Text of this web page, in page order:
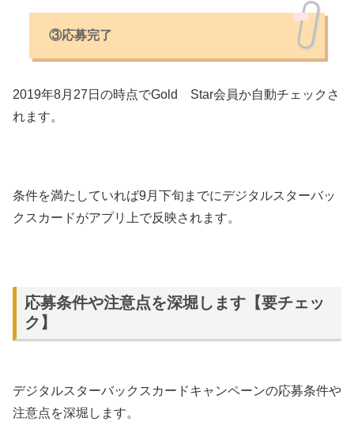
③応募完了
2019年8月27日の時点でGold Star会員か自動チェックさ
れます。
条件を満たしていれば9月下旬までにデジタルスターバッ
クスカードがアプリ上で反映されます。
応募条件や注意点を深堀します【要チェッ
ク】
デジタルスターバックスカードキャンペーンの応募条件や
注意点を深堀します。